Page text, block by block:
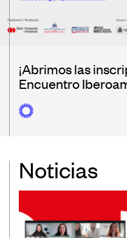
Países
Encuentros
Educación
Sostenibilidad
¡Abrimos las
Encuentro
Noticias